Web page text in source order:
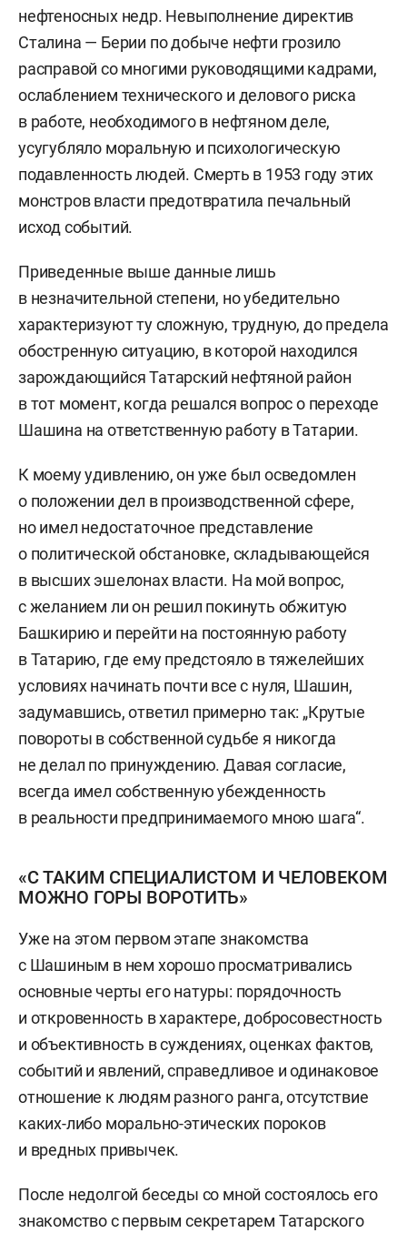
нефтеносных недр. Невыполнение директив
Сталина — Берии по добыче нефти грозило
расправой со многими руководящими кадрами,
ослаблением технического и делового риска
в работе, необходимого в нефтяном деле,
усугубляло моральную и психологическую
подавленность людей. Смерть в 1953 году этих
монстров власти предотвратила печальный
исход событий.
Приведенные выше данные лишь
в незначительной степени, но убедительно
характеризуют ту сложную, трудную, до предела
обостренную ситуацию, в которой находился
зарождающийся Татарский нефтяной район
в тот момент, когда решался вопрос о переходе
Шашина на ответственную работу в Татарии.
К моему удивлению, он уже был осведомлен
о положении дел в производственной сфере,
но имел недостаточное представление
о политической обстановке, складывающейся
в высших эшелонах власти. На мой вопрос,
с желанием ли он решил покинуть обжитую
Башкирию и перейти на постоянную работу
в Татарию, где ему предстояло в тяжелейших
условиях начинать почти все с нуля, Шашин,
задумавшись, ответил примерно так: „Крутые
повороты в собственной судьбе я никогда
не делал по принуждению. Давая согласие,
всегда имел собственную убежденность
в реальности предпринимаемого мною шага“.
«С ТАКИМ СПЕЦИАЛИСТОМ И ЧЕЛОВЕКОМ
МОЖНО ГОРЫ ВОРОТИТЬ»
Уже на этом первом этапе знакомства
с Шашиным в нем хорошо просматривались
основные черты его натуры: порядочность
и откровенность в характере, добросовестность
и объективность в суждениях, оценках фактов,
событий и явлений, справедливое и одинаковое
отношение к людям разного ранга, отсутствие
каких-либо морально-этических пороков
и вредных привычек.
После недолгой беседы со мной состоялось его
знакомство с первым секретарем Татарского